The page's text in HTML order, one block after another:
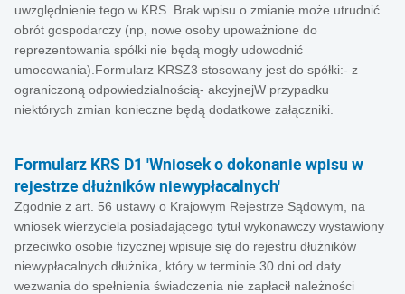
uwzględnienie tego w KRS. Brak wpisu o zmianie może utrudnić
obrót gospodarczy (np, nowe osoby upoważnione do
reprezentowania spółki nie będą mogły udowodnić
umocowania).Formularz KRSZ3 stosowany jest do spółki:- z
ograniczoną odpowiedzialnością- akcyjnejW przypadku
niektórych zmian konieczne będą dodatkowe załączniki.
Formularz KRS D1 'Wniosek o dokonanie wpisu w
rejestrze dłużników niewypłacalnych'
Zgodnie z art. 56 ustawy o Krajowym Rejestrze Sądowym, na
wniosek wierzyciela posiadającego tytuł wykonawczy wystawiony
przeciwko osobie fizycznej wpisuje się do rejestru dłużników
niewypłacalnych dłużnika, który w terminie 30 dni od daty
wezwania do spełnienia świadczenia nie zapłacił należności